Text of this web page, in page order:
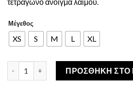
€39,99.είναι:
Μέγεθος
XS S M L XL
Vero Moda Φόρεμα Αμάνικο Πλεκτό
ΠΡΟΣΘΉΚΗ ΣΤΟ